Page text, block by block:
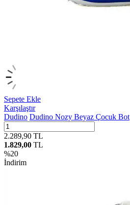
Sepete Ekle
Karşılaştır
Dudino Dudino Nozy Beyaz Çocuk Bot
2.289,90 TL
1.829,00 TL
%20
İndirim